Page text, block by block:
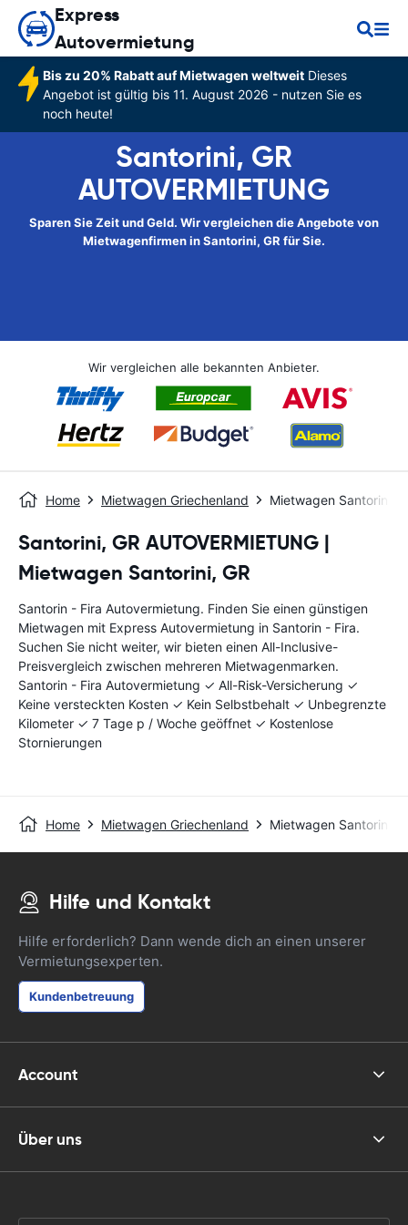
Express
Autovermietung
Bis zu 20% Rabatt auf Mietwagen weltweitDieses
Angebot ist gültig bis 11. August 2026 - nutzen Sie es
noch heute!
Santorini, GR
AUTOVERMIETUNG
Sparen Sie Zeit und Geld. Wir vergleichen die Angebote von
Mietwagenfirmen in Santorini, GR für Sie.
Wir vergleichen alle bekannten Anbieter.
Home Mietwagen Griechenland Mietwagen Santorin -
Santorini, GR AUTOVERMIETUNG |
Mietwagen Santorini, GR
Santorin - Fira Autovermietung. Finden Sie einen günstigen
Mietwagen mit Express Autovermietung in Santorin - Fira.
Suchen Sie nicht weiter, wir bieten einen All-Inclusive-
Preisvergleich zwischen mehreren Mietwagenmarken.
Santorin - Fira Autovermietung ✓ All-Risk-Versicherung ✓
Keine versteckten Kosten ✓ Kein Selbstbehalt ✓ Unbegrenzte
Kilometer ✓ 7 Tage p / Woche geöffnet ✓ Kostenlose
Stornierungen
Home Mietwagen Griechenland Mietwagen Santorin -
Hilfe und Kontakt
Hilfe erforderlich? Dann wende dich an einen unserer
Vermietungsexperten.
Kundenbetreuung
Account
Über uns